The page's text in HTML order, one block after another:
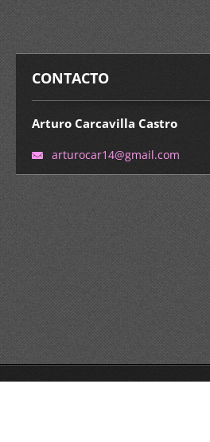
CONTACTO
Arturo Carcavilla Castro
arturocar14@gmail.com